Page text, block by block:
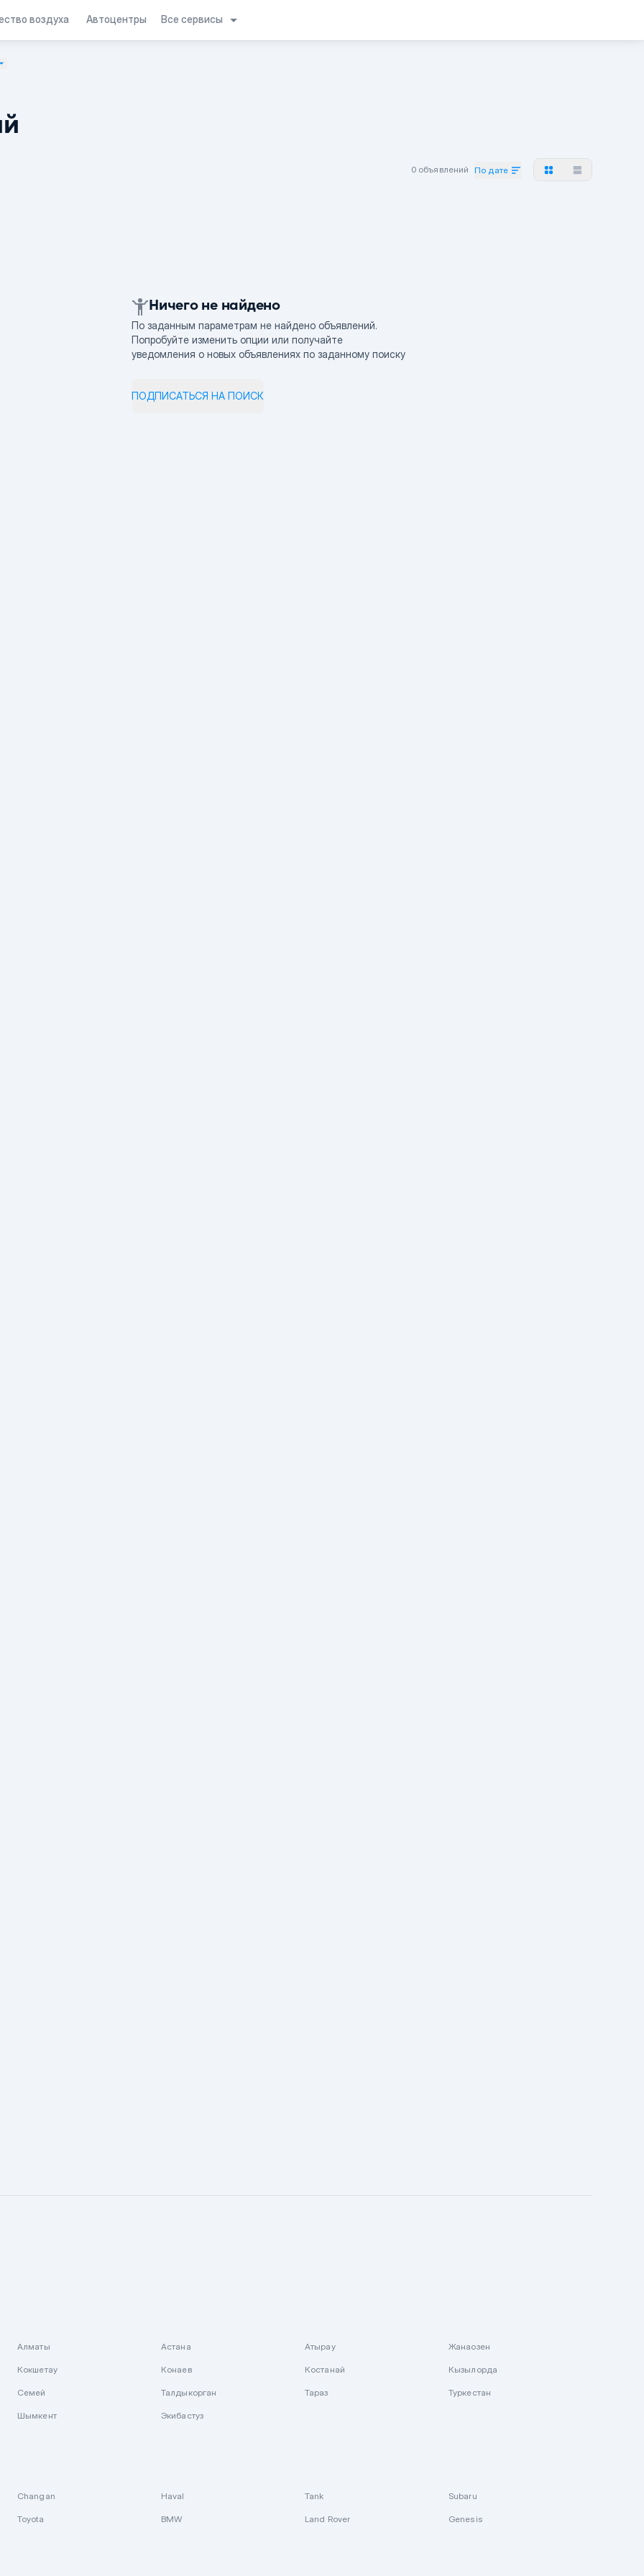
воздуха Автоцентры Все сервисы
0 объявлений По дате
Ничего не найдено
По заданным параметрам не найдено объявлений.
Попробуйте изменить опции или получайте
уведомления о новых объявлениях по заданному поиску
ПОДПИСАТЬСЯ НА ПОИСК
Алматы Астана Атырау Жанаозен
Кокшетау Конаев Костанай Кызылорда
Семей Талдыкорган Тараз Туркестан
Шымкент Экибастуз
Changan Haval Tank Subaru
Toyota BMW Land Rover Genesis